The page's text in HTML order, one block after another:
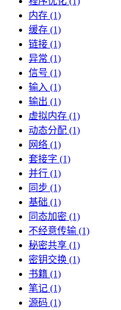
内存 (1)
缓存 (1)
链接 (1)
异常 (1)
信号 (1)
输入 (1)
输出 (1)
虚拟内存 (1)
动态分配 (1)
网络 (1)
套接字 (1)
并行 (1)
同步 (1)
基础 (1)
同态加密 (1)
不经意传输 (1)
秘密共享 (1)
密钥交换 (1)
书籍 (1)
笔记 (1)
源码 (1)